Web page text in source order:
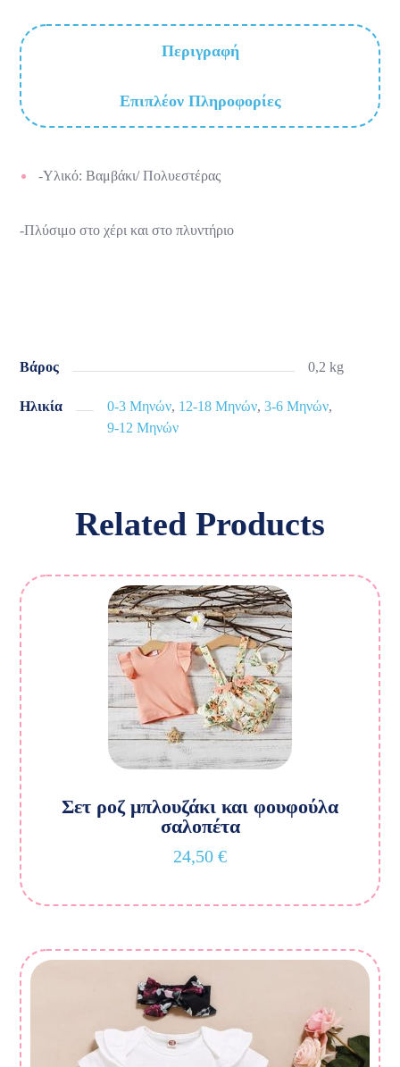
Περιγραφή
Επιπλέον Πληροφορίες
-Υλικό: Βαμβάκι/ Πολυεστέρας
-Πλύσιμο στο χέρι και στο πλυντήριο
Βάρος 0,2 kg
Ηλικία 0-3 Μηνών, 12-18 Μηνών,3-6 Μηνών,
9-12 Μηνών
Related Products
Σετ ροζ μπλουζάκι και φουφούλα
σαλοπέτα
24,50 €